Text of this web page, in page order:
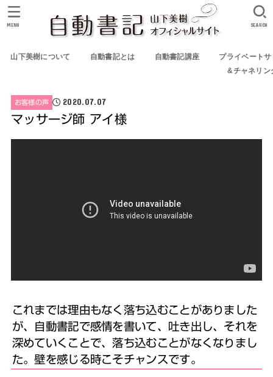
山下美樹について 自動書記とは 自動書記講座
プライベート
&チャネリン
SEARCH
MENU
お客様の声 2020.07.07
マッサージ師 アイ様
これまでは理由もなく落ち込むことがありました
が、自動書記で感情を書いて、吐き出し、それを
深めていくことで、落ち込むことがなくなりまし
た。壁を感じる時こそチャンスです。